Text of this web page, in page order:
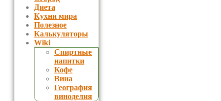
Диета
Кухни мира
Полезное
Калькуляторы
Wiki
Спиртные
напитки
Кофе
Вина
География
виноделия